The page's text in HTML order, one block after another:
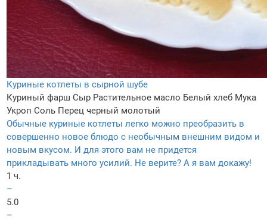
Куриные котлеты в сырной шубе
Куриный фарш Сыр Растительное масло Белый хлеб Мука
Укроп Соль Перец черный молотый
Обычные куриные котлеты легко можно преобразить в
совершенно новое блюдо с необычным внешним видом и
новым вкусом. И для этого вам не придется
прикладывать много усилий. Не верите? А я вам докажу!
1 ч.
–
5.0
–